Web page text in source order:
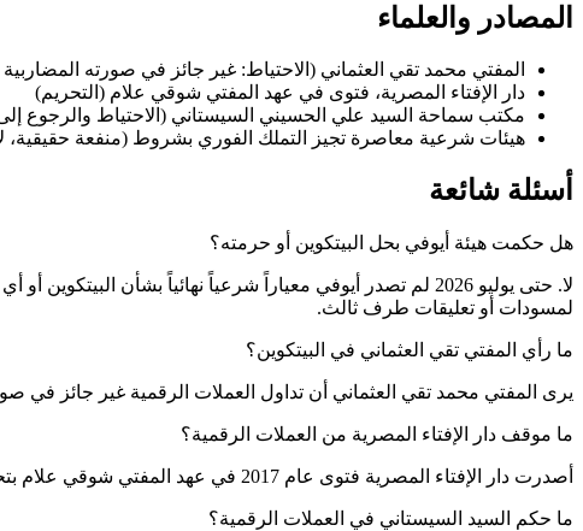
المصادر والعلماء
المفتي محمد تقي العثماني (الاحتياط: غير جائز في صورته المضاربية
دار الإفتاء المصرية، فتوى في عهد المفتي شوقي علام (التحريم)
مكتب سماحة السيد علي الحسيني السيستاني (الاحتياط والرجوع
هيئات شرعية معاصرة تجيز التملك الفوري بشروط (منفعة حقيقية،
أسئلة شائعة
هل حكمت هيئة أيوفي بحل البيتكوين أو حرمته؟
لا. حتى يوليو 2026 لم تصدر أيوفي معياراً شرعياً نهائياً
لمسودات أو تعليقات طرف ثالث.
ما رأي المفتي تقي العثماني في البيتكوين؟
يرى المفتي محمد تقي العثماني أن تداول العملات الرقمية غير جائز في
ما موقف دار الإفتاء المصرية من العملات الرقمية؟
أصدرت دار الإفتاء المصرية فتوى عام 2017 في عهد المفتي شوقي علام بتحريم التعامل بالبيتكوين، لما فيه من الغرر الفاحش وتقلب الأسعار وغياب جهة إصدار معترف بها.
ما حكم السيد السيستاني في العملات الرقمية؟